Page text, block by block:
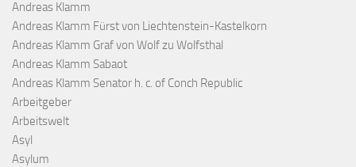
Andreas Klamm
Andreas Klamm Fürst von Liechtenstein-Kastelkorn
Andreas Klamm Graf von Wolf zu Wolfsthal
Andreas Klamm Sabaot
Andreas Klamm Senator h. c. of Conch Republic
Arbeitgeber
Arbeitswelt
Asyl
Asylum